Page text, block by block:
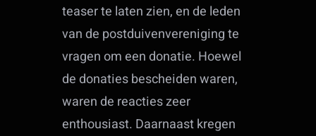
teaser te laten zien, en de leden
van de postduivenvereniging te
vragen om een donatie. Hoewel
de donaties bescheiden waren,
waren de reacties zeer
enthousiast. Daarnaast kregen